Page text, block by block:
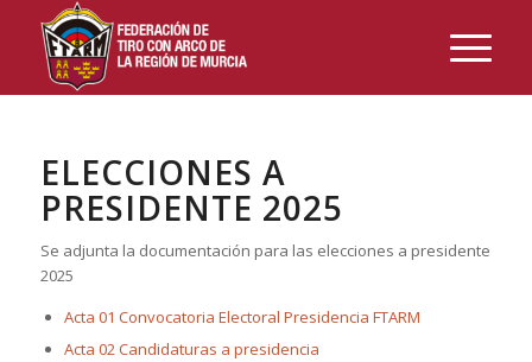
ELECCIONES A
PRESIDENTE 2025
Se adjunta la documentación para las elecciones a presidente
2025
Acta 01 Convocatoria Electoral Presidencia FTARM
Acta 02 Candidaturas a presidencia